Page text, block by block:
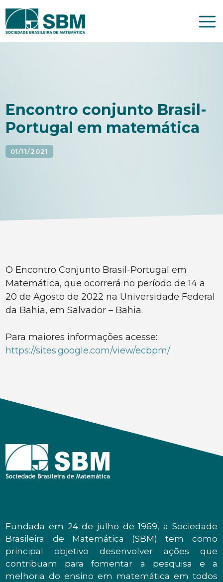
Pular
para
Encontro conjunto Brasil-
Portugal em matemática
01/11/2021
O Encontro Conjunto Brasil-Portugal em
Matemática, que ocorrerá no período de 14 a
20 de Agosto de 2022 na Universidade Federal
da Bahia, em Salvador – Bahia.
Para maiores informações acesse:
https://sites.google.com/view/ecbpm/
Fundada em 24 de julho de 1969, a Sociedade
Brasileira de Matemática (SBM) tem como
principal objetivo desenvolver ações que
contribuam para fomentar a pesquisa e a
melhoria do ensino em matemática em todos